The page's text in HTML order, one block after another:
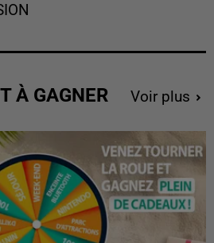
À GAGNER Voir plus